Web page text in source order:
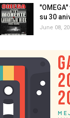
su 30
June 08,